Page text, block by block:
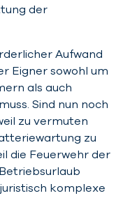
der
Aufwand
Eigner sowohl um
als auch
Sind nun noch
zu vermuten
zu
die Feuerwehr der
komplexe